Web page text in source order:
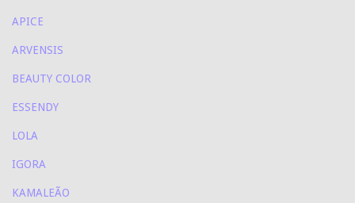
APICE
ARVENSIS
BEAUTY COLOR
ESSENDY
LOLA
IGORA
KAMALEÃO